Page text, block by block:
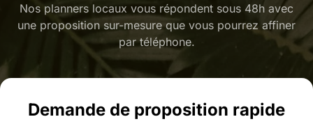
Nos planners locaux vous répondent sous 48h avec
une proposition sur-mesure que vous pourrez affiner
par téléphone.
Demande de proposition rapide